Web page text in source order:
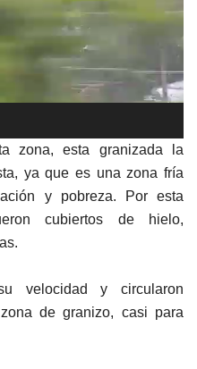
zona, esta granizada la
ya que es una zona fría
y pobreza. Por esta
cubiertos de hielo,
velocidad y circularon
de granizo, casi para